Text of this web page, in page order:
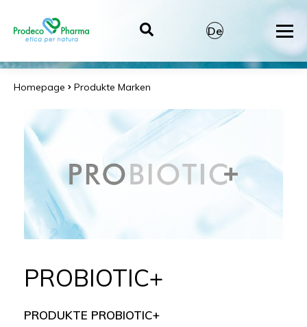
De
Es
Homepage Produkte Marken
PROBIOTIC+
PRODUKTE PROBIOTIC+